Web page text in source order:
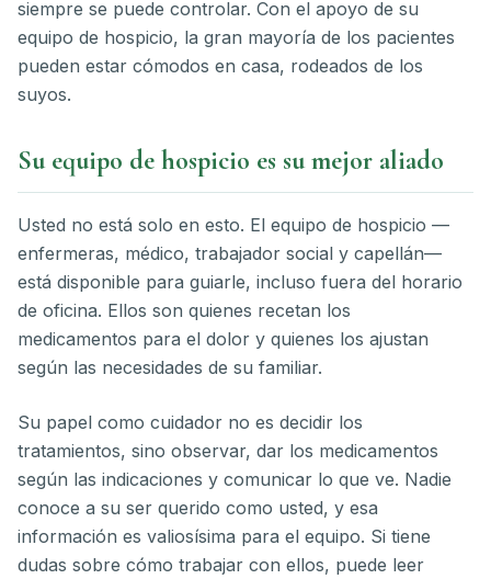
siempre se puede controlar. Con el apoyo de su
equipo de hospicio, la gran mayoría de los pacientes
pueden estar cómodos en casa, rodeados de los
suyos.
Su equipo de hospicio es su mejor aliado
Usted no está solo en esto. El equipo de hospicio —
enfermeras, médico, trabajador social y capellán—
está disponible para guiarle, incluso fuera del horario
de oficina. Ellos son quienes recetan los
medicamentos para el dolor y quienes los ajustan
según las necesidades de su familiar.
Su papel como cuidador no es decidir los
tratamientos, sino observar, dar los medicamentos
según las indicaciones y comunicar lo que ve. Nadie
conoce a su ser querido como usted, y esa
información es valiosísima para el equipo. Si tiene
dudas sobre cómo trabajar con ellos, puede leer